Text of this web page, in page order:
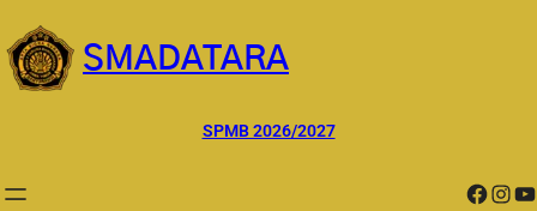
ke
konten
SMADATARA
SPMB 2026/2027
Facebook InstagramYouTube